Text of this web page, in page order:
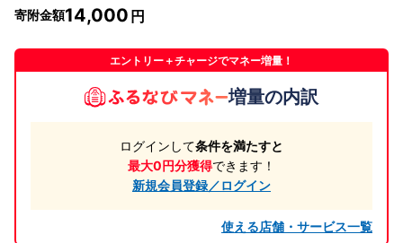
寄附金額14,000
エントリー＋チャージでマネー増量！
増量の内訳
ログインして条件を満たすと
最大0円分獲得できます！
新規会員登録／ログイン
使える店舗・サービス一覧